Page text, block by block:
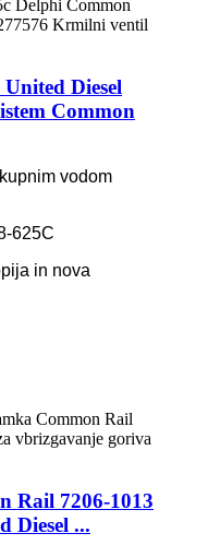
Diesel
Common
vodom
625C
in nova
Rail 7206-1013
Diesel ...